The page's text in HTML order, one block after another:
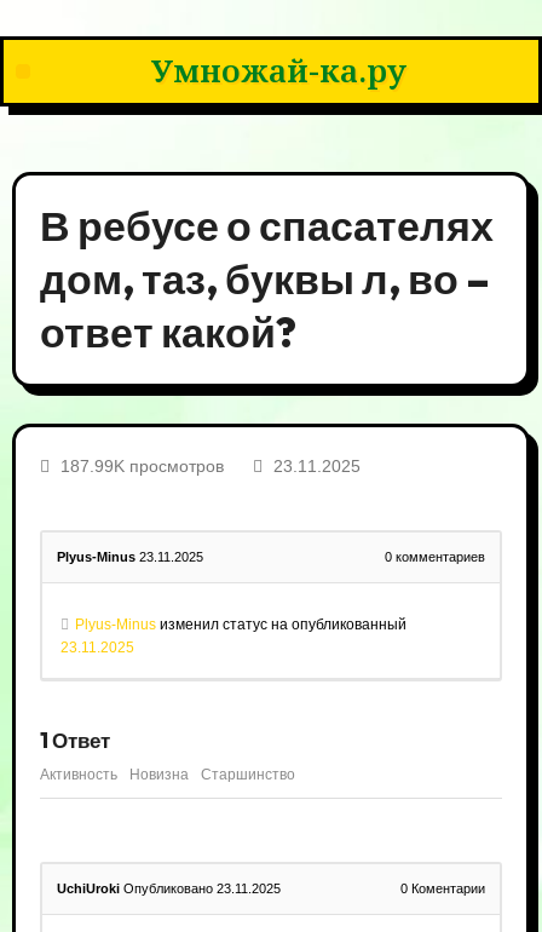
Умножай-ка.ру
В ребусе о спасателях
дом, таз, буквы л, во –
ответ какой?
187.99K просмотров 23.11.2025
Plyus-Minus 23.11.2025 0 комментариев
Plyus-Minusизменил статус на опубликованный
23.11.2025
1Ответ
Активность Новизна Старшинство
UchiUroki Опубликовано 23.11.2025 0 Коментарии